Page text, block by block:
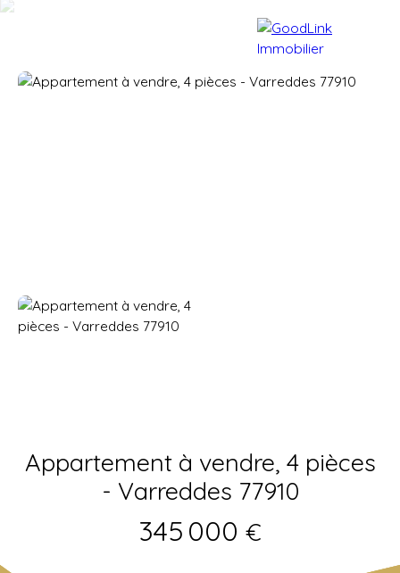
Appartement à vendre, 4 pièces
- Varreddes 77910
345 000 €